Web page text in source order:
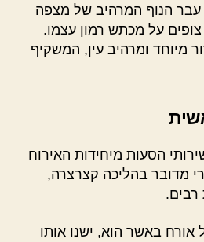
עבר הנוף המרהיב של מצפה
על מכתש רמון עצמו.
מיוחד ומרהיב עין, המשקיף
הסעות מיחידות האירוח
מדובר בהליכה קצרצרה,
רבים.
אורח באשר הוא, ישנו אותו